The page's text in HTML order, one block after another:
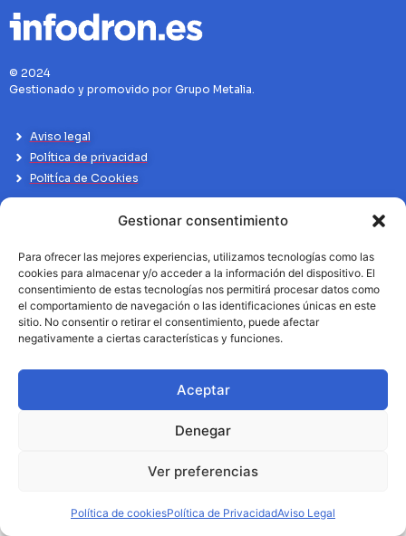
Gestionar consentimiento
Para ofrecer las mejores experiencias, utilizamos tecnologías como las
cookies para almacenar y/o acceder a la información del dispositivo. El
consentimiento de estas tecnologías nos permitirá procesar datos como
el comportamiento de navegación o las identificaciones únicas en este
sitio. No consentir o retirar el consentimiento, puede afectar
negativamente a ciertas características y funciones.
Aceptar
Denegar
Ver preferencias
Política de cookiesPolítica de PrivacidadAviso Legal
© 2024
Gestionado y promovido por Grupo Metalia.
Aviso legal
Política de privacidad
Politíca de Cookies